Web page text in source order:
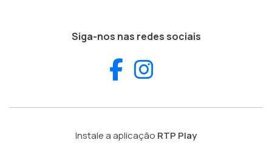
Siga-nos nas redes sociais
Facebook
Instale a aplicação RTP Play